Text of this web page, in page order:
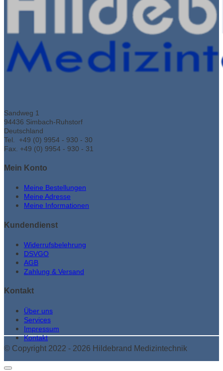
Sandweg 1
94436 Simbach-Ruhstorf
Deutschland
Tel. +49 (0) 9954 - 930 - 30
Fax. +49 (0) 9954 - 930 - 31
Mein Konto
Meine Bestellungen
Meine Adresse
Meine Informationen
Kundendienst
Widerrufsbelehrung
DSVGO
AGB
Zahlung & Versand
Kontakt
Über uns
Services
Impressum
Kontakt
© Copyright 2022 - 2026 Hildebrand Medizintechnik